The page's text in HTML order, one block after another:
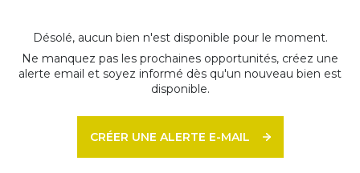
Désolé, aucun bien n'est disponible pour le moment.
Ne manquez pas les prochaines opportunités, créez une
alerte email et soyez informé dès qu'un nouveau bien est
disponible.
CRÉER UNE ALERTE E-MAIL